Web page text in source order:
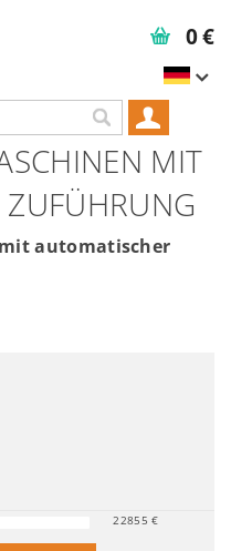
0 €
MIT
automatischer
22855 €